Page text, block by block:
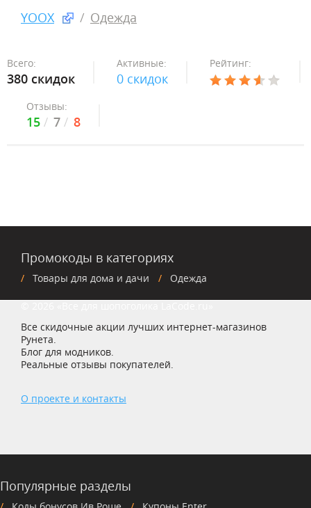
YOOX Одежда
Всего:
380 скидок
Активные:
0 скидок
Рейтинг:
Отзывы:
15 7 8
Промокоды в категориях
Товары для дома и дачи Одежда
Все скидочные акции лучших интернет-магазинов
Рунета.
Блог для модников.
Реальные отзывы покупателей.
О проекте и контакты
Популярные разделы